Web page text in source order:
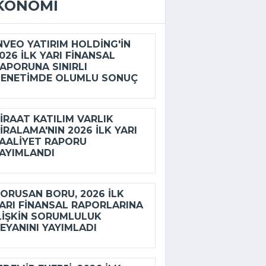
YATIRIM HOLDING'IN
ILK YARI FINANSAL
SINIRLI
OLUMLU SONUÇ
KATILIM VARLIK
2026 ILK YARI
RAPORU
BORU, 2026 ILK
FINANSAL RAPORLARINA
SORUMLULUK
YAYIMLADI